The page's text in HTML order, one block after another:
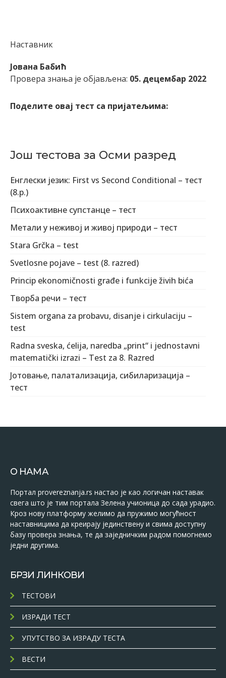
Наставник
Joвана Бабић
Провера знања је објављена: 05. децембар 2022
Поделите овај тест са пријатељима:
Још тестова за Осми разред
Енглески језик: First vs Second Conditional – тест
(8.р.)
Психоактивне супстанце – тест
Метали у неживој и живој природи – тест
Stara Grčka – test
Svetlosne pojave – test (8. razred)
Princip ekonomičnosti građe i funkcije živih bića
Творба речи – тест
Sistem organa za probavu, disanje i cirkulaciju –
test
Radna sveska, ćelija, naredba „print“ i jednostavni
matematički izrazi – Test za 8. Razred
Јотовање, палатализација, сибиларизација –
тест
О НАМА
Портал provereznanja.rs настао је као логичан наставак
свега што је тим портала Зелена учионица до сада урадио.
Кроз нову платформу желимо да пружимо могућност
наставницима да креирају јединствену и свима доступну
базу провера знања, те да заједничким радом помогнемо
једни другима.
БРЗИ ЛИНКОВИ
ТЕСТОВИ
ИЗРАДИ ТЕСТ
УПУТСТВО ЗА ИЗРАДУ ТЕСТА
ВЕСТИ